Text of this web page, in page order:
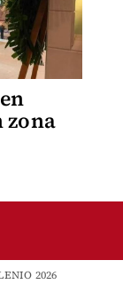
zona
2026